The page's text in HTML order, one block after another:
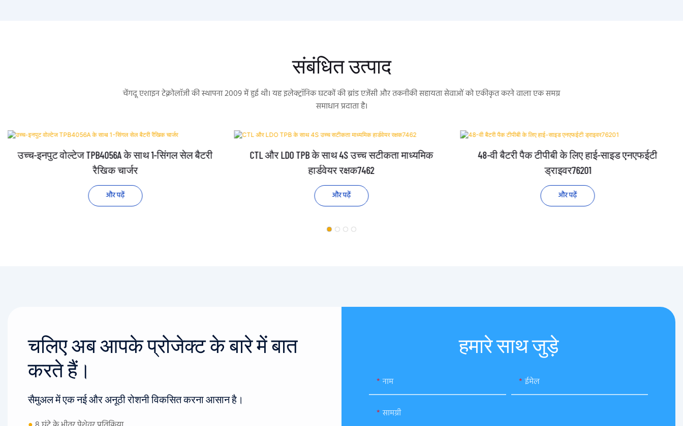
संबंधित उत्पाद
चेंगदू एशाइन टेक्नोलॉजी की स्थापना 2009 में हुई थी। यह इलेक्ट्रॉनिक घटकों की ब्रांड एजेंसी और तकनीकी सहायता सेवाओं को एकीकृत करने वाला एक समग्र
समाधान प्रदाता है।
उच्च-इनपुट वोल्टेज TPB4056A के साथ 1-सिंगल सेल बैटरी
रैखिक चार्जर
और पढ़ें
CTL और LDO TPB के साथ 4S उच्च सटीकता माध्यमिक
हार्डवेयर रक्षक7462
और पढ़ें
48-वी बैटरी पैक टीपीबी के लिए हाई-साइड एनएफईटी
ड्राइवर76201
और पढ़ें
चलिए अब आपके प्रोजेक्ट के बारे में बात
करते हैं।
सैमुअल में एक नई और अनूठी रोशनी विकसित करना आसान है।
हमारे साथ जुड़े
नाम ईमेल
सामग्री